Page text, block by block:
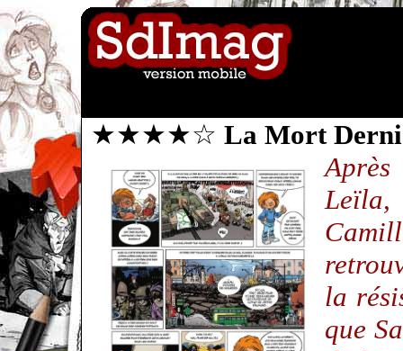
★★★★☆ La Mort
Leïla,
la
que